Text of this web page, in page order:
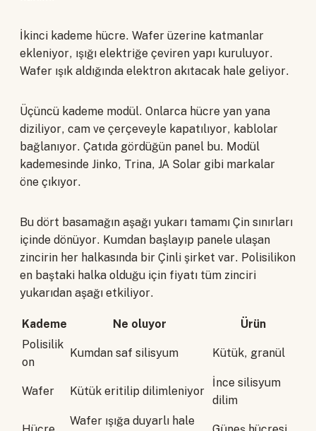
İkinci kademe hücre. Wafer üzerine katmanlar
ekleniyor, ışığı elektriğe çeviren yapı kuruluyor.
Wafer ışık aldığında elektron akıtacak hale geliyor.
Üçüncü kademe modül. Onlarca hücre yan yana
diziliyor, cam ve çerçeveyle kapatılıyor, kablolar
bağlanıyor. Çatıda gördüğün panel bu. Modül
kademesinde Jinko, Trina, JA Solar gibi markalar
öne çıkıyor.
Bu dört basamağın aşağı yukarı tamamı Çin sınırları
içinde dönüyor. Kumdan başlayıp panele ulaşan
zincirin her halkasında bir Çinli şirket var. Polisilikon
en baştaki halka olduğu için fiyatı tüm zinciri
yukarıdan aşağı etkiliyor.
Kademe Ne oluyor
Ürün
Polisilik
on
Kumdan saf silisyum Kütük, granül
Wafer Kütük eritilip dilimleniyor
İnce silisyum
dilim
Wafer ışığa duyarlı hale